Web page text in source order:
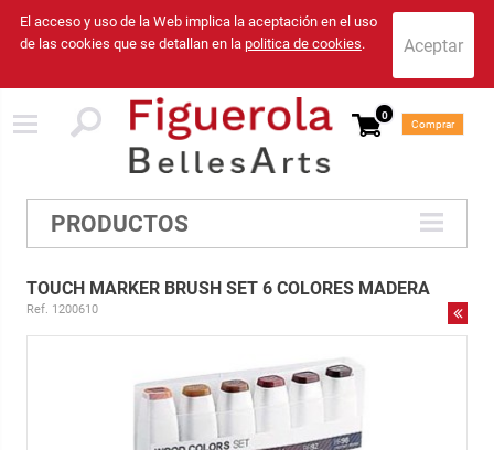
El acceso y uso de la Web implica la aceptación en el uso
de las cookies que se detallan en la politica de cookies.
0
Comprar
PRODUCTOS
TOUCH MARKER BRUSH SET 6 COLORES MADERA
Ref. 1200610